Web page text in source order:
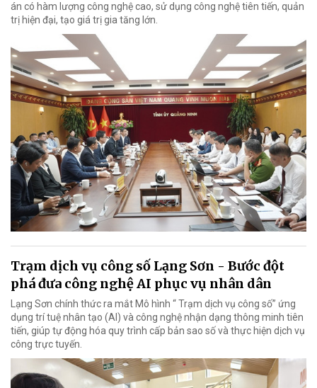
án có hàm lượng công nghệ cao, sử dụng công nghệ tiên tiến, quản
trị hiện đại, tạo giá trị gia tăng lớn.
Trạm dịch vụ công số Lạng Sơn - Bước đột
phá đưa công nghệ AI phục vụ nhân dân
Lạng Sơn chính thức ra mắt Mô hình “ Trạm dịch vụ công số” ứng
dụng trí tuệ nhân tạo (AI) và công nghệ nhận dạng thông minh tiên
tiến, giúp tự động hóa quy trình cấp bản sao số và thực hiện dịch vụ
công trực tuyến.